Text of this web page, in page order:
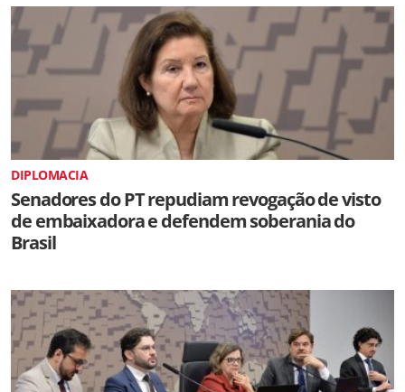
DIPLOMACIA
Senadores do PT repudiam revogação de visto
de embaixadora e defendem soberania do
Brasil